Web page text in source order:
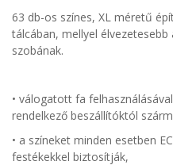
63 db-os színes, XL méretű
tálcában, mellyel
szobának.
• válogatott fa
rendelkező beszállítóktól
• a színeket minden esetben
festékekkel biztosítják,